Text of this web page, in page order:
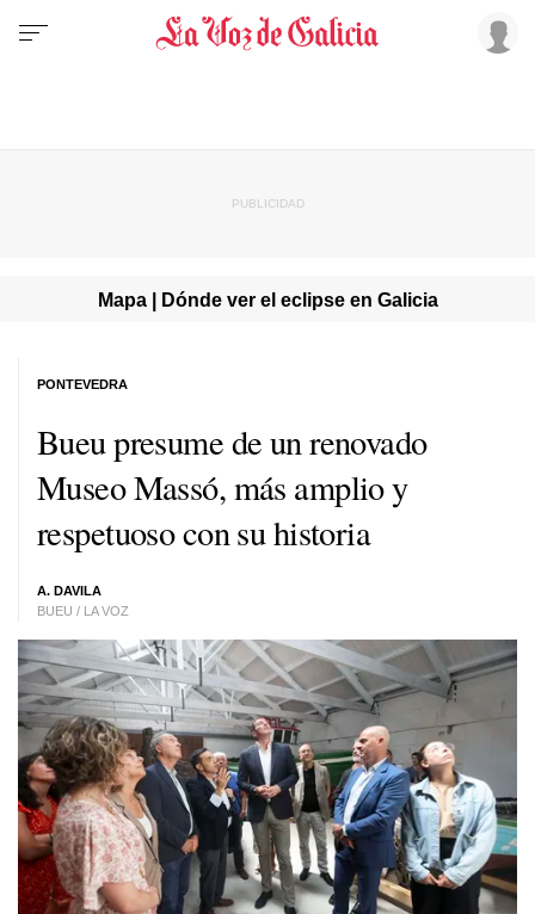
Mapa | Dónde ver el eclipse en Galicia
Bueu presume de un renovado
Museo Massó, más amplio y
respetuoso con su historia
A. DAVILA
BUEU / LA VOZ
PONTEVEDRA